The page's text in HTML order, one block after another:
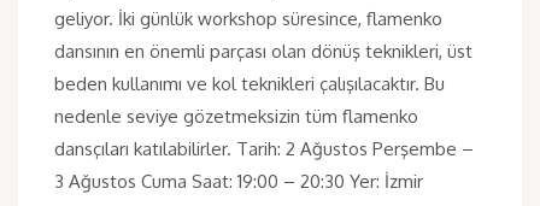
geliyor. İki günlük workshop süresince, flamenko
dansının en önemli parçası olan dönüş teknikleri, üst
beden kullanımı ve kol teknikleri çalışılacaktır. Bu
nedenle seviye gözetmeksizin tüm flamenko
dansçıları katılabilirler. Tarih: 2 Ağustos Perşembe –
3 Ağustos Cuma Saat: 19:00 – 20:30 Yer: İzmir